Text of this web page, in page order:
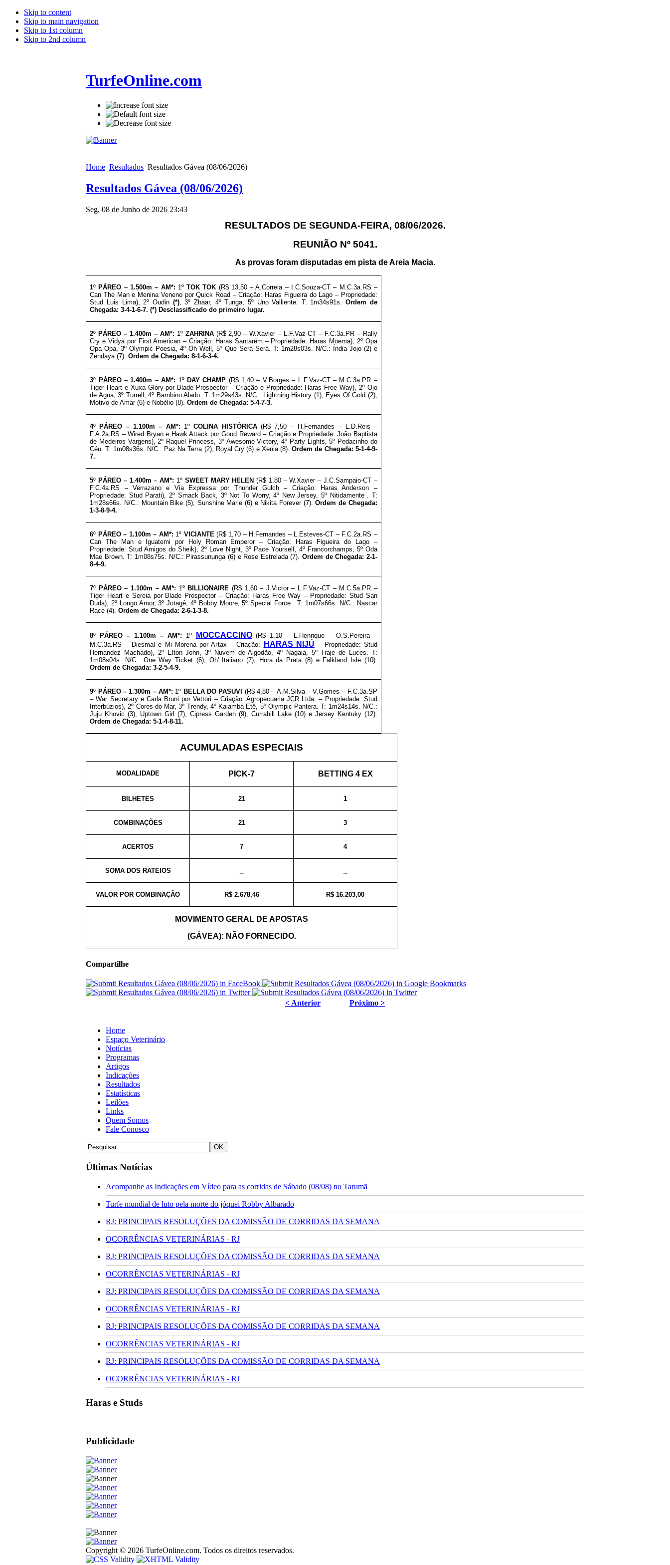
Skip to content
Skip to main navigation
Skip to 1st column
Skip to 2nd column
TurfeOnline.com
Home Resultados Resultados Gávea (08/06/2026)
Resultados Gávea (08/06/2026)
Seg, 08 de Junho de 2026 23:43
RESULTADOS DE SEGUNDA-FEIRA, 08/06/2026.
REUNIÃO Nº 5041.
As provas foram disputadas em pista de Areia Macia.
1º PÁREO –1.500m – AM*: 1ºTOK TOK (R$ 13,50 – A.Correia – I.C.Souza-CT – M.C.3a.RS –
Can The Man e Menina Veneno por Quick Road – Criação: Haras Figueira do Lago – Propriedade:
Stud Luis Lima), 2º Oudin (*), 3º Zhaar, 4º Tunga, 5º Uno Valliente. T: 1m34s91s.Ordem de
Chegada: 3-4-1-6-7. (*) Desclassificado do primeiro lugar.
2º PÁREO – 1.400m – AM*: 1º ZAHRINA(R$ 2,90 – W.Xavier – L.F.Vaz-CT – F.C.3a.PR – Rally
Cry e Vidya por First American – Criação: Haras Santarém – Propriedade: Haras Moema), 2º Opa
Opa Opa, 3º Olympic Poesia, 4º Oh Well, 5º Que Será Será. T: 1m28s03s. N/C.: Índia Jojo (2) e
Zendaya (7).Ordem de Chegada: 8-1-6-3-4.
3º PÁREO –1.400m – AM*: 1º DAY CHAMP (R$ 1,40 – V.Borges – L.F.Vaz-CT – M.C.3a.PR –
Tiger Heart e Xuxa Glory por Blade Prospector – Criação e Propriedade: Haras Free Way), 2º Ojo
de Agua, 3º Turrell, 4º Bambino Alado. T: 1m29s43s. N/C.: Lightning History (1), Eyes Of Gold (2),
Motivo de Amar (6) e Nobélio (8).Ordem de Chegada: 5-4-7-3.
4º PÁREO –1.100m – AM*: 1ºCOLINA HISTÓRICA(R$ 7,50 – H.Fernandes – L.D.Reis –
F.A.2a.RS – Wired Bryan e Hawk Attack por Good Reward – Criação e Propriedade: João Baptista
de Medeiros Vargens), 2º Raquel Princess, 3º Awesome Victory, 4º Party Lights, 5º Pedacinho do
Céu. T: 1m08s36s. N/C.: Paz Na Terra (2), Royal Cry (6) e Xenia (8).Ordem de Chegada: 5-1-4-9-
7.
5º PÁREO – 1.400m – AM*: 1º SWEET MARY HELEN (R$ 1,80 – W.Xavier – J.C.Sampaio-CT –
F.C.4a.RS – Verrazano e Via Expressa por Thunder Gulch – Criação: Haras Anderson –
Propriedade: Stud Parati), 2º Smack Back, 3º Not To Worry, 4º New Jersey, 5º Nitidamente . T:
1m28s66s. N/C.: Mountain Bike (5), Sunshine Marie (6) e Nikita Forever (7).Ordem de Chegada:
1-3-8-9-4.
6º PÁREO – 1.100m – AM*: 1º VICIANTE (R$ 1,70 – H.Fernandes – L.Esteves-CT – F.C.2a.RS –
Can The Man e Iguatemi por Holy Roman Emperor – Criação: Haras Figueira do Lago –
Propriedade: Stud Amigos do Sheik), 2º Love Night, 3º Pace Yourself, 4º Francorchamps, 5º Oda
Mae Brown. T: 1m08s75s. N/C.: Pirassununga (6) e Rose Estrelada (7). Ordem de Chegada: 2-1-
8-4-9.
7º PÁREO – 1.100m – AM*: 1º BILLIONAIRE (R$ 1,60 – J.Victor – L.F.Vaz-CT – M.C.5a.PR –
Tiger Heart e Sereia por Blade Prospector – Criação: Haras Free Way – Propriedade: Stud San
Duda), 2º Longo Amor, 3º Jotagê, 4º Bobby Moore, 5º Special Force . T: 1m07s66s. N/C.: Nascar
Race (4).Ordem de Chegada: 2-6-1-3-8.
8º PÁREO – 1.100m – AM*: 1º MOCCACCINO(R$ 1,10 – L.Henrique – O.S.Pereira –
M.C.3a.RS – Diesmal e Mi Morena por Artax – Criação:
HARAS NIJÚ – Propriedade: Stud
Hernandez Machado), 2º Elton John, 3º Nuvem de Algodão, 4º Nagaia, 5º Traje de Luces. T:
1m08s04s. N/C.: One Way Ticket (6), Oh' Italiano (7), Hora da Prata (8) e Falkland Isle (10).
Ordem de Chegada: 3-2-5-4-9.
9º PÁREO –1.300m – AM*: 1º BELLA DO PASUVI (R$ 4,80 – A.M.Silva – V.Gomes – F.C.3a.SP
– War Secretary e Carla Bruni por Vettori – Criação: Agropecuaria JCR Ltda. – Propriedade: Stud
Interbúzios), 2º Cores do Mar, 3º Trendy, 4º Kaiambá Etê, 5º Olympic Pantera. T: 1m24s14s. N/C.:
Juju Khovic (3), Uptown Girl (7), Cipress Garden (9), Currahill Lake (10) e Jersey Kentuky (12).
Ordem de Chegada: 5-1-4-8-11.
ACUMULADAS ESPECIAIS
MODALIDADE PICK-7 BETTING 4 EX
BILHETES 21 1
COMBINAÇÕES 21 3
ACERTOS 7 4
SOMA DOS RATEIOS
VALOR POR COMBINAÇÃO R$ 2.678,46 R$ 16.203,00
MOVIMENTO GERAL DE APOSTAS
(GÁVEA): NÃO FORNECIDO.
Compartilhe
< Anterior Próximo >
Home
Espaço Veterinário
Notícias
Programas
Artigos
Indicações
Resultados
Estatísticas
Leilões
Links
Quem Somos
Fale Conosco
Últimas Notícias
Acompanhe as Indicações em Vídeo para as corridas de Sábado (08/08) no Tarumã
Turfe mundial de luto pela morte do jóquei Robby Albarado
RJ: PRINCIPAIS RESOLUÇÕES DA COMISSÃO DE CORRIDAS DA SEMANA
OCORRÊNCIAS VETERINÁRIAS - RJ
RJ: PRINCIPAIS RESOLUÇÕES DA COMISSÃO DE CORRIDAS DA SEMANA
OCORRÊNCIAS VETERINÁRIAS - RJ
RJ: PRINCIPAIS RESOLUÇÕES DA COMISSÃO DE CORRIDAS DA SEMANA
OCORRÊNCIAS VETERINÁRIAS - RJ
RJ: PRINCIPAIS RESOLUÇÕES DA COMISSÃO DE CORRIDAS DA SEMANA
OCORRÊNCIAS VETERINÁRIAS - RJ
RJ: PRINCIPAIS RESOLUÇÕES DA COMISSÃO DE CORRIDAS DA SEMANA
OCORRÊNCIAS VETERINÁRIAS - RJ
Haras e Studs
Publicidade
Copyright © 2026 TurfeOnline.com. Todos os direitos reservados.